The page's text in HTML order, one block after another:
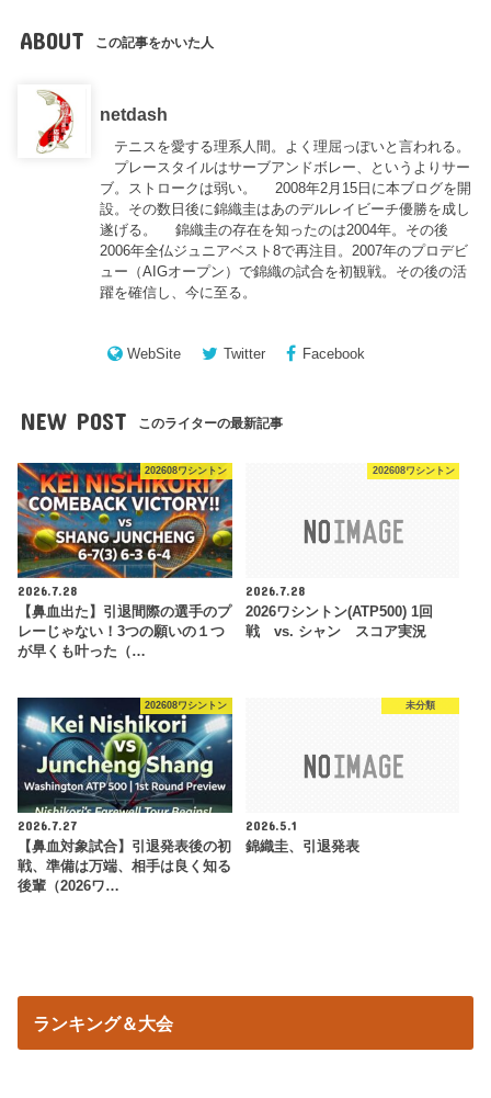
ABOUT この記事をかいた人
netdash
テニスを愛する理系人間。よく理屈っぽいと言われる。
プレースタイルはサーブアンドボレー、というよりサー
ブ。ストロークは弱い。 2008年2月15日に本ブログを開
設。その数日後に錦織圭はあのデルレイビーチ優勝を成し
遂げる。 錦織圭の存在を知ったのは2004年。その後
2006年全仏ジュニアベスト8で再注目。2007年のプロデビ
ュー（AIGオープン）で錦織の試合を初観戦。その後の活
躍を確信し、今に至る。
WebSite Twitter Facebook
NEW POST このライターの最新記事
202608ワシントン
2026.7.28
【鼻血出た】引退間際の選手のプ
レーじゃない！3つの願いの１つ
が早くも叶った（…
202608ワシントン
2026.7.28
2026ワシントン(ATP500) 1回
戦 vs. シャン スコア実況
202608ワシントン
2026.7.27
【鼻血対象試合】引退発表後の初
戦、準備は万端、相手は良く知る
後輩（2026ワ…
未分類
2026.5.1
錦織圭、引退発表
ランキング＆大会